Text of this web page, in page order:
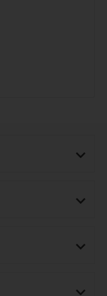


